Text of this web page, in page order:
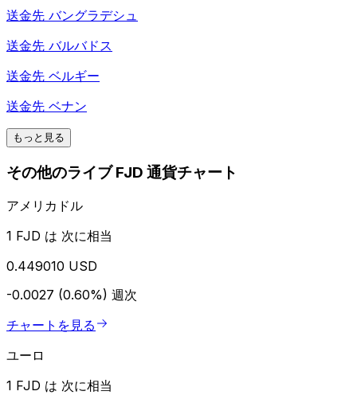
送金先 バングラデシュ
送金先 バルバドス
送金先 ベルギー
送金先 ベナン
もっと見る
その他のライブ FJD 通貨チャート
アメリカドル
1 FJD は 次に相当
0.449010 USD
-0.0027 (0.60%) 週次
チャートを見る
ユーロ
1 FJD は 次に相当